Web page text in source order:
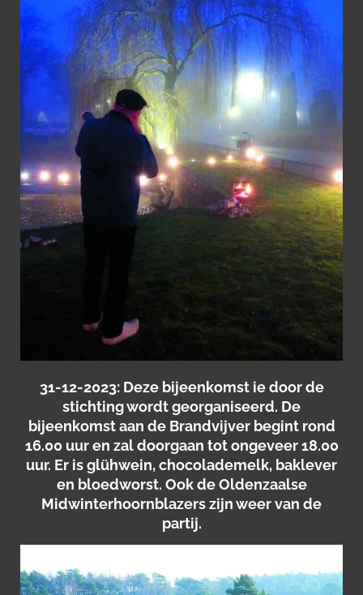
31-12-2023: Deze bijeenkomst ie door de
stichting wordt georganiseerd. De
bijeenkomst aan de Brandvijver begint rond
16.00 uur en zal doorgaan tot ongeveer 18.00
uur. Er is glühwein, chocolademelk, baklever
en bloedworst. Ook de Oldenzaalse
Midwinterhoornblazers zijn weer van de
partij.